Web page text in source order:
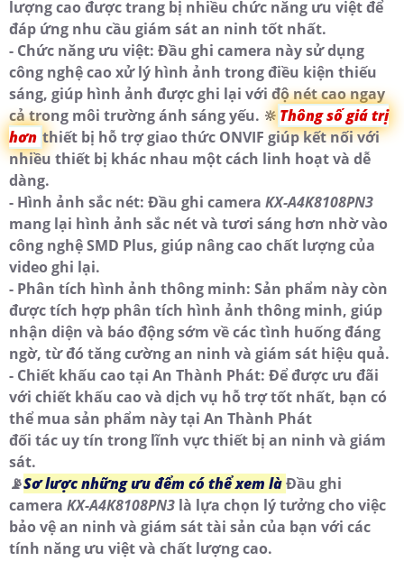
lượng cao được trang bị nhiều chức năng ưu việt để
đáp ứng nhu cầu giám sát an ninh tốt nhất.
- Chức năng ưu việt: Đầu ghi camera này sử dụng
công nghệ cao xử lý hình ảnh trong điều kiện thiếu
sáng, giúp hình ảnh được ghi lại với độ nét cao ngay
cả trong môi trường ánh sáng yếu. 🔆 Thông số giá trị
hơn thiết bị hỗ trợ giao thức ONVIF giúp kết nối với
nhiều thiết bị khác nhau một cách linh hoạt và dễ
dàng.
- Hình ảnh sắc nét: Đầu ghi camera KX-A4K8108PN3
mang lại hình ảnh sắc nét và tươi sáng hơn nhờ vào
công nghệ SMD Plus, giúp nâng cao chất lượng của
video ghi lại.
- Phân tích hình ảnh thông minh: Sản phẩm này còn
được tích hợp phân tích hình ảnh thông minh, giúp
nhận diện và báo động sớm về các tình huống đáng
ngờ, từ đó tăng cường an ninh và giám sát hiệu quả.
- Chiết khấu cao tại An Thành Phát: Để được ưu đãi
với chiết khấu cao và dịch vụ hỗ trợ tốt nhất, bạn có
thể mua sản phẩm này tại An Thành Phát
đối tác uy tín trong lĩnh vực thiết bị an ninh và giám
sát.
📡Sơ lược những ưu đểm có thể xem làĐầu ghi
camera KX-A4K8108PN3 là lựa chọn lý tưởng cho việc
bảo vệ an ninh và giám sát tài sản của bạn với các
tính năng ưu việt và chất lượng cao.